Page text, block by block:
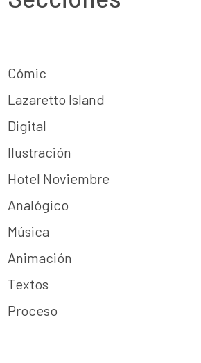
Cómic
Lazaretto Island
Digital
Ilustración
Hotel Noviembre
Analógico
Música
Animación
Textos
Proceso